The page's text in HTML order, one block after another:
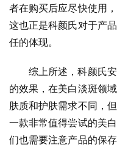
者在购买后应尽快使用
这也正是科颜氏对于产
任的体现。
综上所述，科颜氏
的效果，在美白淡斑领
肤质和护肤需求不同，
一款非常值得尝试的美
们也需要注意产品的保